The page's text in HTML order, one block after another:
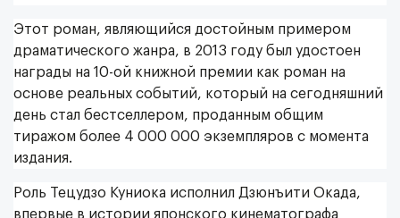
Этот роман, являющийся достойным примером
драматического жанра, в 2013 году был удостоен
награды на 10-ой книжной премии как роман на
основе реальных событий, который на сегодняшний
день стал бестселлером, проданным общим
тиражом более 4 000 000 экземпляров с момента
издания.
Роль Тецудзо Куниока исполнил Дзюнъити Окада,
впервые в истории японского кинематографа